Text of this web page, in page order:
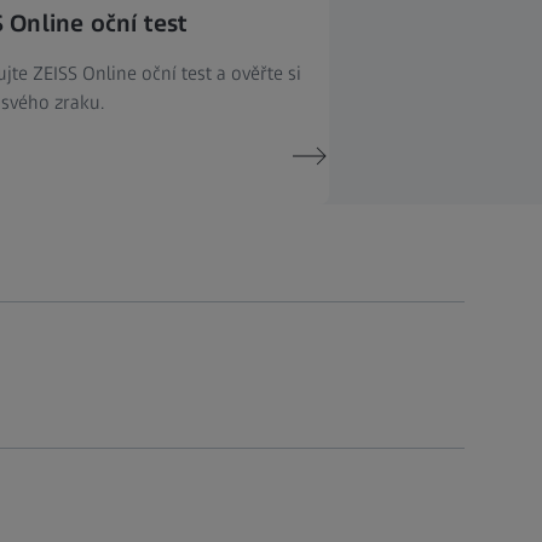
Online oční test
ZEISS Online oční test a ověřte si
zraku.